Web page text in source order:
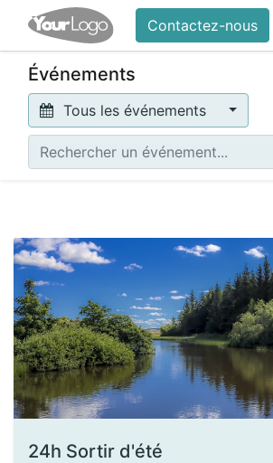
Contactez-nous
Événements
Tous les événements
24h Sortir d'été